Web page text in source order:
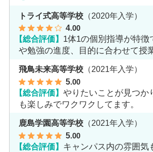
トライ式高等学校 （2020年入学）
4.00
【総合評価】 1体1の個別指導が特徴
や勉強の進度、目的に合わせて授
飛鳥未来高等学校 （2021年入学）
5.00
【総合評価】やりたいことが見つか
も楽しみでワクワクしてます。
鹿島学園高等学校 （2021年入学）
5.00
【総合評価】 キャンパス内の雰囲気